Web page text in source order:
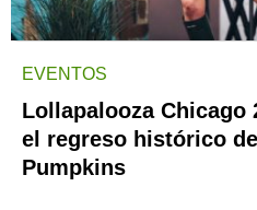
EVENTOS
Lollapalooza Chicago
el regreso histórico
Pumpkins